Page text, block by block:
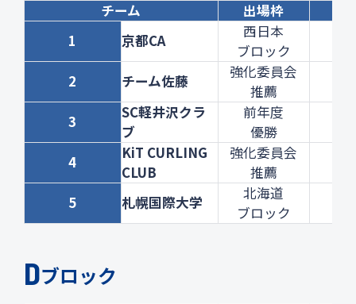
チーム 出場枠
1
京都CA
西日本
ブロック
2 チーム佐藤
強化委員会
推薦
3
SC軽井沢クラ
ブ
前年度
優勝
4
KiT CURLING
CLUB
強化委員会
推薦
5
札幌国際大学
北海道
ブロック
Dブロック